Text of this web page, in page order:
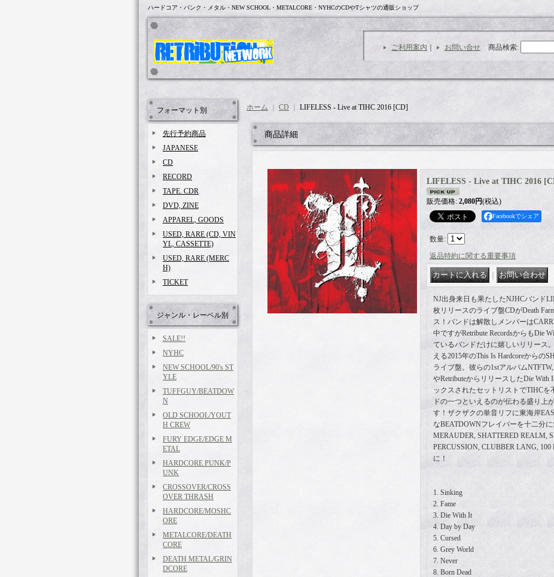
ハードコア・パンク・メタル・NEW SCHOOL・METALCORE・NYHCのCDやTシャツの通販ショップ
ご利用案内 お問い合せ 商品検索:
フォーマット別
先行予約商品
JAPANESE
CD
RECORD
TAPE. CDR
DVD, ZINE
APPAREL, GOODS
USED, RARE (CD, VIN
YL, CASSETTE)
USED, RARE (MERC
H)
TICKET
ジャンル・レーベル別
SALE!!
NYHC
NEW SCHOOL/90's ST
YLE
TUFFGUY/BEATDOW
N
OLD SCHOOL/YOUT
H CREW
FURY EDGE/EDGE M
ETAL
HARDCORE PUNK/P
UNK
CROSSOVER/CROSS
OVER THRASH
HARDCORE/MOSHC
ORE
METALCORE/DEATH
CORE
DEATH METAL/GRIN
DCORE
ホーム CD LIFELESS - Live at TIHC 2016 [CD]
商品詳細
LIFELESS - Live at TIHC 2016
販売価格: 2,080円(税込)
Facebookでシェア
数量:
返品特約に関する重要事項
NJ出身来日も果たしたNJHCバンド
枚リリースのライブ盤CDがDeath
ス！バンドは解散しメンバーは
中ですがRetribute RecordsからもDie
ているバンドだけに嬉しいリリース
える2015年のThis Is Hardcoreからの
ライブ盤。彼らの1stアルバム
やRetributeからリリースしたDie With
ックスされたセットリストでTIHCを
ドの一つといえるのが伝わる盛り上
す！ザクザクの単音リフに東海岸
なBEATDOWNフレイバーを十二分
MERAUDER, SHATTERED REALM,
PERCUSSION, CLUBBER LANG,
に！
1. Sinking
2. Fame
3. Die With It
4. Day by Day
5. Cursed
6. Grey World
7. Never
8. Born Dead